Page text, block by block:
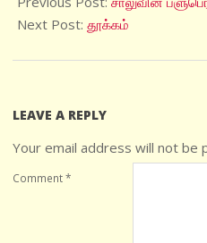
15
Next Post: தூக்கம்
LEAVE A REPLY
Your email address will not be
Comment*